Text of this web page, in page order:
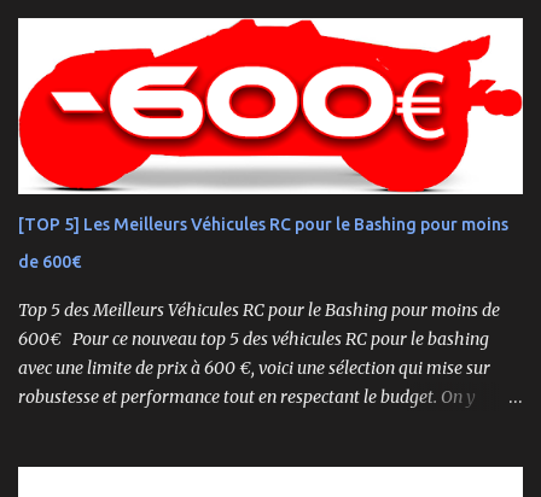
de boîte. 🏆 Héritage de Compétition, Prêt pour l’Aventure Basé sur
une plateforme au palmarès impressionnant — dont plusieurs
titres de champion du monde — le NEO 4.0 est conçu pour la
performance pure. Que vous soyez débutant ou mordu confirmé ,
ce buggy offre une prise en main rapide , une construction robuste
et une conduite précise , aussi bien sur piste que sur terrain
assemblé Moteur thermique KE21SP avec lanceur manuel
Électronique installée Carrosserie peinte et décorée Radio à volant
[TOP 5] Les Meilleurs Véhicules RC pour le Bashing pour moins
de 600€
Top 5 des Meilleurs Véhicules RC pour le Bashing pour moins de
600€ Pour ce nouveau top 5 des véhicules RC pour le bashing
avec une limite de prix à 600 €, voici une sélection qui mise sur
robustesse et performance tout en respectant le budget. On y